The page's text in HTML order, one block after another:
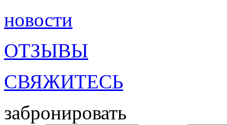
новости
ОТЗЫВЫ
СВЯЖИТЕСЬ
забронировать